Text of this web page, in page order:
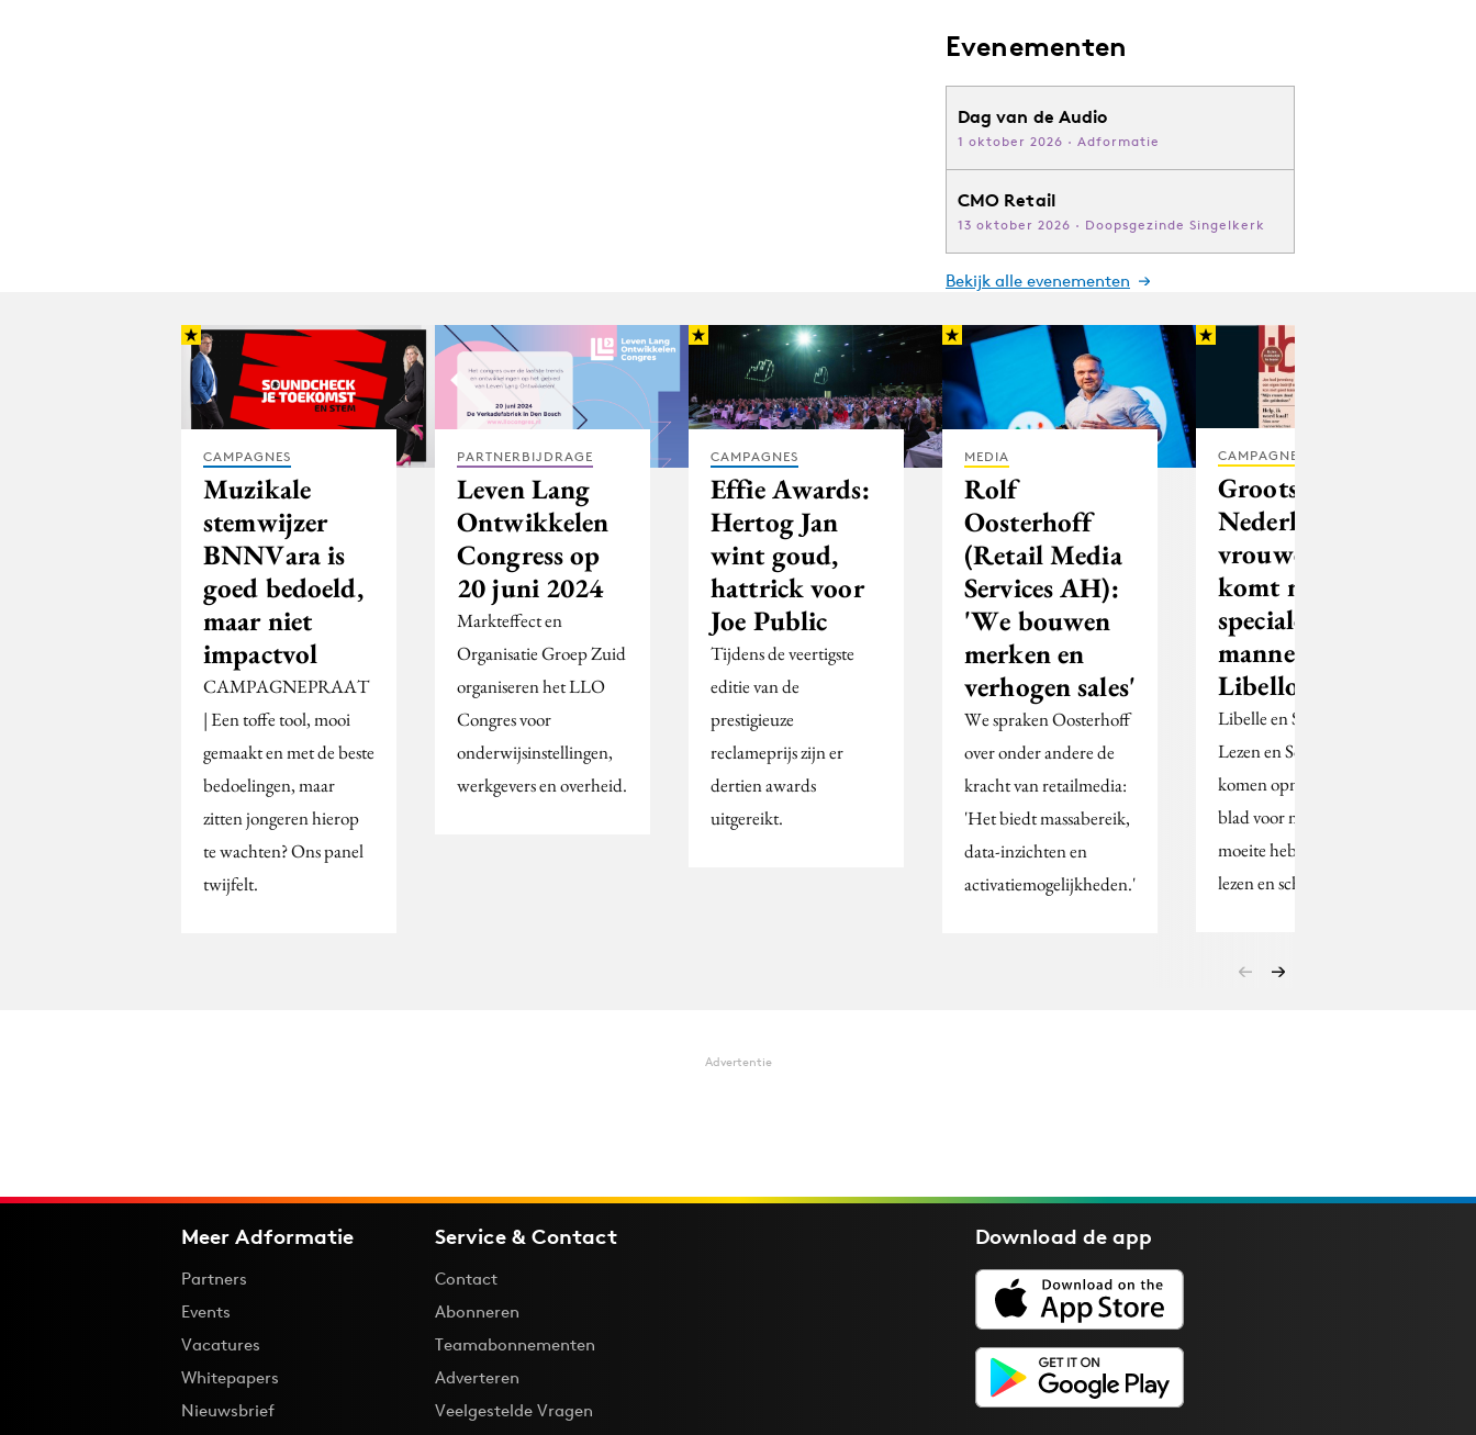
Evenementen
Dag van de Audio
1 oktober 2026 · Adformatie
CMO Retail
13 oktober 2026 · Doopsgezinde Singelkerk
Bekijk alle evenementen
CAMPAGNES
Muzikale
stemwijzer
BNNVara is
goed bedoeld,
maar niet
impactvol
CAMPAGNEPRAAT
| Een toffe tool, mooi
gemaakt en met de beste
bedoelingen, maar
zitten jongeren hierop
te wachten? Ons panel
twijfelt.
PARTNERBIJDRAGE
Leven Lang
Ontwikkelen
Congress op
20 juni 2024
Markteffect en
Organisatie Groep Zuid
organiseren het LLO
Congres voor
onderwijsinstellingen,
werkgevers en overheid.
CAMPAGNES
Effie Awards:
Hertog Jan
wint goud,
hattrick voor
Joe Public
Tijdens de veertigste
editie van de
prestigieuze
reclameprijs zijn er
dertien awards
uitgereikt.
MEDIA
Rolf
Oosterhoff
(Retail Media
Services AH):
'We bouwen
merken en
verhogen sales'
We spraken Oosterhoff
over onder andere de
kracht van retailmedia:
'Het biedt massabereik,
data-inzichten en
activatiemogelijkheden.'
CAMPAGNES
Grootste
Nederlandse
vrouwentitel
komt met
speciale
manneneditie:
Libello
Libelle en Stichting
Lezen en Schrijven
komen opnieuw met
blad voor mensen die
moeite hebben met
lezen en schrijven.
Advertentie
Meer Adformatie
Partners
Events
Vacatures
Whitepapers
Nieuwsbrief
Service & Contact
Contact
Abonneren
Teamabonnementen
Adverteren
Veelgestelde Vragen
Download deapp